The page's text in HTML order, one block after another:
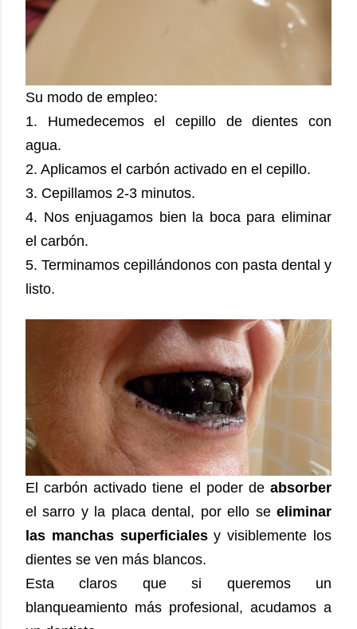
Su modo de empleo:
1. Humedecemos el cepillo de dientes con
agua.
2. Aplicamos el carbón activado en el cepillo.
3. Cepillamos 2-3 minutos.
4. Nos enjuagamos bien la boca para eliminar
el carbón.
5. Terminamos cepillándonos con pasta dental y
listo.
El carbón activado tiene el poder de absorber
el sarro y la placa dental, por ello se eliminar
las manchas superficialesy visiblemente los
dientes se ven más blancos.
Esta claros que si queremos un
blanqueamiento más profesional, acudamos a